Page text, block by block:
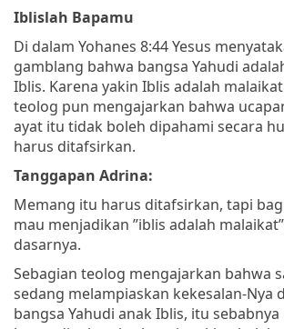
Iblislah Bapamu
Di dalam Yohanes 8:44 Yesus
gamblang bahwa bangsa Yahudi
Iblis. Karena yakin Iblis adalah
teolog pun mengajarkan bahwa
ayat itu tidak boleh dipahami secara
harus ditafsirkan.
Tanggapan Adrina:
Memang itu harus ditafsirkan, tapi
mau menjadikan ”iblis adalah
dasarnya.
Sebagian teolog mengajarkan bahwa
sedang melampiaskan kekesalan-Nya
bangsa Yahudi anak Iblis, itu sebabnya